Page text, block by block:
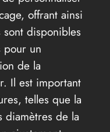
offrant ainsi
disponibles
pour un
de la
Il est important
telles que la
diamètres de la